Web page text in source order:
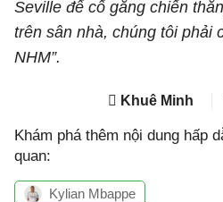
Seville để cố gắng chiến
trên sân nhà, chúng tôi phải
NHM”.
Khuê Minh
Khám phá thêm nội dung hấp
quan:
Kylian Mbappe